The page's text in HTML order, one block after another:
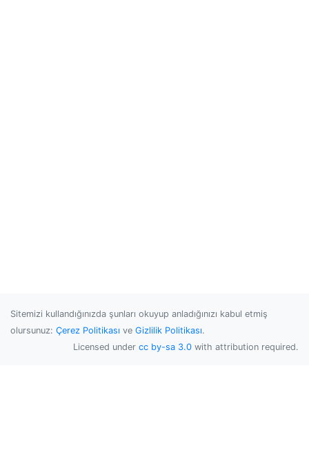
Sitemizi kullandığınızda şunları okuyup anladığınızı kabul etmiş
olursunuz: Çerez Politikası ve Gizlilik Politikası.
Licensed under cc by-sa 3.0 with attribution required.